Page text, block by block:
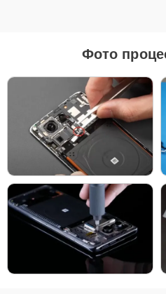
Рекомендации по выбору запчастей:
использовать на
станут оригинальные
обеспечат полную
службы.
Если вы планируете
ближайшее время,
аналога позволит
надежности.
Независимо от выбора, мы
детали, будь то оригинальные
от проверенных производителей.
Для начала ремонта позвоните по
или оставьтеЗаявку на сайте. Наш
Фото